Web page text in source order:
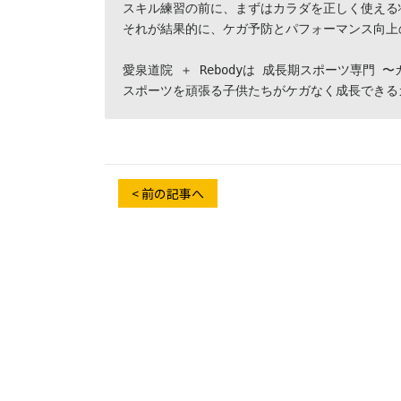
スキル練習の前に、まずはカラダを正しく使え
それが結果的に、ケガ予防とパフォーマンス向
愛泉道院 ＋ Rebodyは 成長期スポーツ専門 〜
スポーツを頑張る子供たちがケガなく成長でき
< 前の記事へ